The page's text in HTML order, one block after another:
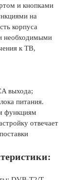
и кнопками
на
корпуса
необходимыми
к ТВ,
выхода;
питания.
функциям
отвечает